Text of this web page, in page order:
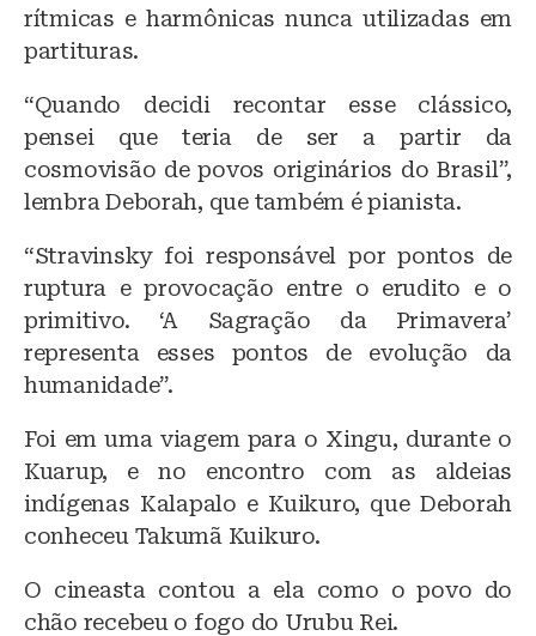
rítmicas e harmônicas nunca utilizadas em
partituras.
“Quando decidi recontar esse clássico,
pensei que teria de ser a partir da
cosmovisão de povos originários do Brasil”,
lembra Deborah, que também é pianista.
“Stravinsky foi responsável por pontos de
ruptura e provocação entre o erudito e o
primitivo. ‘A Sagração da Primavera’
representa esses pontos de evolução da
humanidade”.
Foi em uma viagem para o Xingu, durante o
Kuarup, e no encontro com as aldeias
indígenas Kalapalo e Kuikuro, que Deborah
conheceu Takumã Kuikuro.
O cineasta contou a ela como o povo do
chão recebeu o fogo do Urubu Rei.